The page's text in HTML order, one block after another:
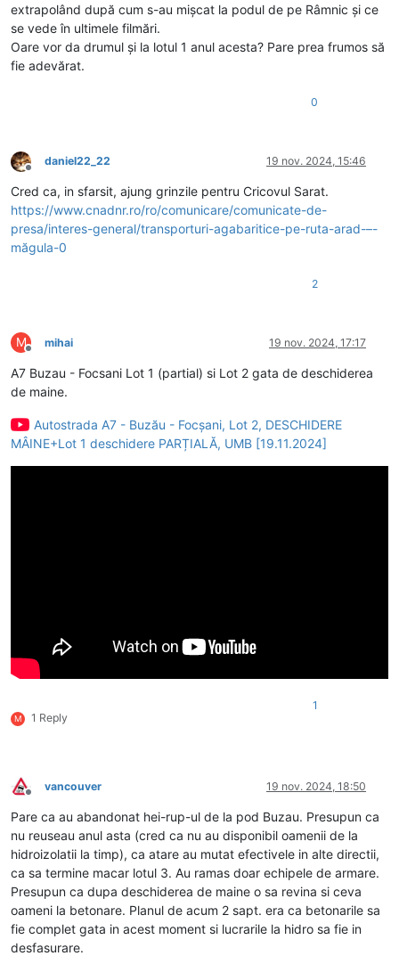
extrapolând după cum s-au mișcat la podul de pe Râmnic și ce
se vede în ultimele filmări.
Oare vor da drumul și la lotul 1 anul acesta? Pare prea frumos să
fie adevărat.
0
Deconectat
daniel22_22 19 nov. 2024, 15:46
Cred ca, in sfarsit, ajung grinzile pentru Cricovul Sarat.
https://www.cnadnr.ro/ro/comunicare/comunicate-de-
presa/interes-general/transporturi-agabaritice-pe-ruta-arad-–-
măgula-0
2
M
Deconectat
mihai 19 nov. 2024, 17:17
A7 Buzau - Focsani Lot 1 (partial) si Lot 2 gata de deschiderea
de maine.
Autostrada A7 - Buzău - Focșani, Lot 2, DESCHIDERE
MÂINE+Lot 1 deschidere PARȚIALĂ, UMB [19.11.2024]
M 1 Reply
1
Deconectat
vancouver 19 nov. 2024, 18:50
Pare ca au abandonat hei-rup-ul de la pod Buzau. Presupun ca
nu reuseau anul asta (cred ca nu au disponibil oamenii de la
hidroizolatii la timp), ca atare au mutat efectivele in alte directii,
ca sa termine macar lotul 3. Au ramas doar echipele de armare.
Presupun ca dupa deschiderea de maine o sa revina si ceva
oameni la betonare. Planul de acum 2 sapt. era ca betonarile sa
fie complet gata in acest moment si lucrarile la hidro sa fie in
desfasurare.